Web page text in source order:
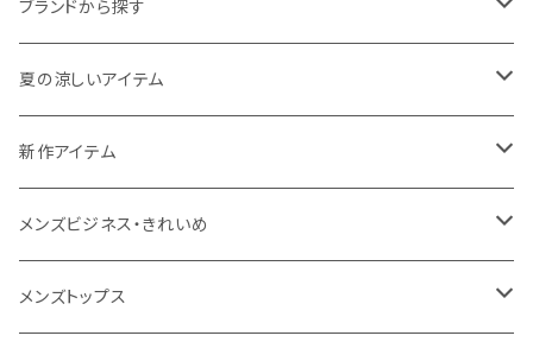
ブランドから探す
THE NORTH FACE
NANGA
1PIU1UGUALE3 RELAX
go slow caravan
夏の涼しいアイテム
メンズ
レディース
新作アイテム
メンズ
レディース
メンズビジネス・きれいめ
スーツ
メンズトップス